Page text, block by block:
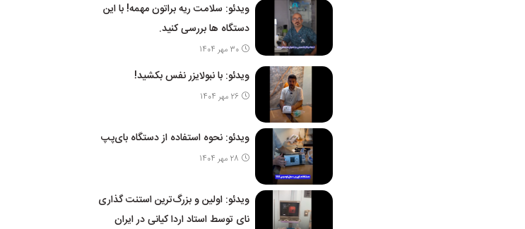
ویدئو: سلامت ریه براتون مهمه! با این
دستگاه ها بررسی کنید.
30 مهر 1404
ویدئو: با نبولایزر نفس بکشید!
26 مهر 1404
ویدئو: نحوه استفاده از دستگاه بای‌پپ
28 مهر 1404
ویدئو: اولین و بزرگ‌ترین استنت گذاری
نای توسط استاد اردا کیانی در ایران